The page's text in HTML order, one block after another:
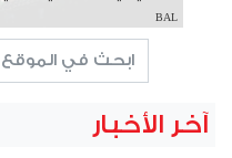
BAL
آخر الأخبار